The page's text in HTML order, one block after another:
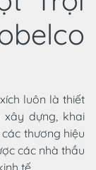
luôn là thiết
dựng, khai
thương hiệu
các nhà thầu
tế.